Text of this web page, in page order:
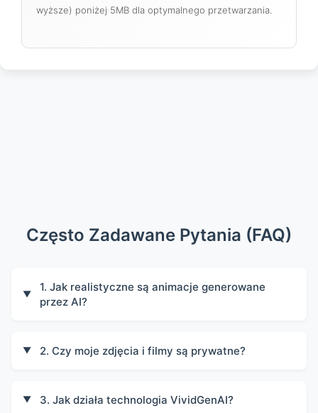
wyższe) poniżej 5MB dla optymalnego przetwarzania.
Często Zadawane Pytania (FAQ)
▼
1. Jak realistyczne są animacje generowane
przez AI?
▼ 2. Czy moje zdjęcia i filmy są prywatne?
▼ 3. Jak działa technologia VividGenAI?